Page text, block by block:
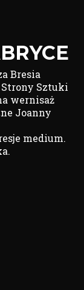
Bresia
Strony Sztuki
wernisaż
Joanny
medium.